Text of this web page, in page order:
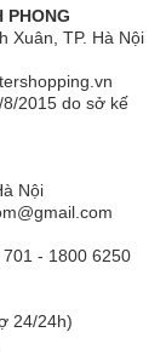
PHONG
Xuân, TP. Hà Nội
2015 do sở kế
Nội
- 1800 6250
24/24h)